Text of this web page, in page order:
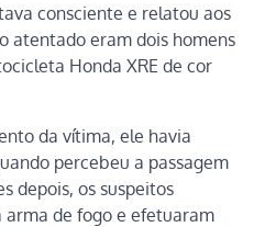
consciente e relatou aos
atentado eram dois homens
Honda XRE de cor
da vítima, ele havia
percebeu a passagem
depois, os suspeitos
de fogo e efetuaram